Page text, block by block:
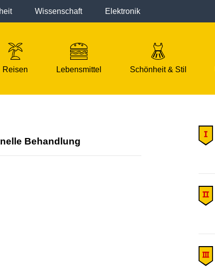
Wissenschaft Elektronik
Reisen Lebensmittel Schönheit & Stil
Behandlung